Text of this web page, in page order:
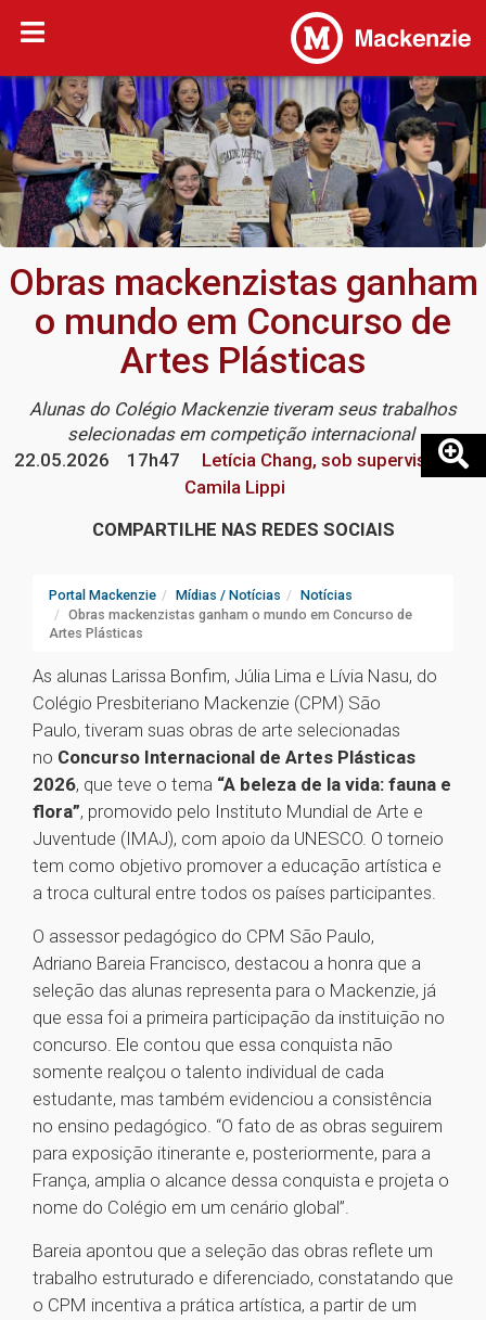
Obras mackenzistas ganham
o mundo em Concurso de
Artes Plásticas
Alunas do Colégio Mackenzie tiveram seus trabalhos
selecionadas em competição internacional
22.05.2026
17h47
Letícia Chang, sob supervisão de
Camila Lippi
COMPARTILHE NAS REDES SOCIAIS
Portal Mackenzie Mídias / Notícias
Notícias
Obras mackenzistas ganham o mundo em Concurso de
Artes Plásticas
As alunas Larissa Bonfim, Júlia Lima e Lívia Nasu, do
Colégio Presbiteriano Mackenzie (CPM) São
Paulo, tiveram suas obras de arte selecionadas
no Concurso Internacional de Artes Plásticas
2026, que teve o tema “A beleza de la vida: fauna e
flora”, promovido pelo Instituto Mundial de Arte e
Juventude (IMAJ), com apoio da UNESCO. O torneio
tem como objetivo promover a educação artística e
a troca cultural entre todos os países participantes.
O assessor pedagógico do CPM São Paulo,
Adriano Bareia Francisco, destacou a honra que a
seleção das alunas representa para o Mackenzie, já
que essa foi a primeira participação da instituição no
concurso. Ele contou que essa conquista não
somente realçou o talento individual de cada
estudante, mas também evidenciou a consistência
no ensino pedagógico. “O fato de as obras seguirem
para exposição itinerante e, posteriormente, para a
França, amplia o alcance dessa conquista e projeta o
nome do Colégio em um cenário global”.
Bareia apontou que a seleção das obras reflete um
trabalho estruturado e diferenciado, constatando que
o CPM incentiva a prática artística, a partir de um